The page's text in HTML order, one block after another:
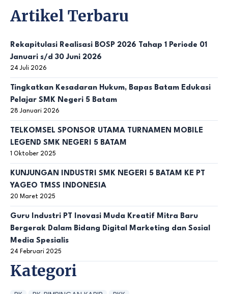
Artikel Terbaru
Rekapitulasi Realisasi BOSP 2026 Tahap 1 Periode 01
Januari s/d 30 Juni 2026
24 Juli 2026
Tingkatkan Kesadaran Hukum, Bapas Batam Edukasi
Pelajar SMK Negeri 5 Batam
28 Januari 2026
TELKOMSEL SPONSOR UTAMA TURNAMEN MOBILE
LEGEND SMK NEGERI 5 BATAM
1 Oktober 2025
KUNJUNGAN INDUSTRI SMK NEGERI 5 BATAM KE PT
YAGEO TMSS INDONESIA
20 Maret 2025
Guru Industri PT Inovasi Muda Kreatif Mitra Baru
Bergerak Dalam Bidang Digital Marketing dan Sosial
Media Spesialis
24 Februari 2025
Kategori